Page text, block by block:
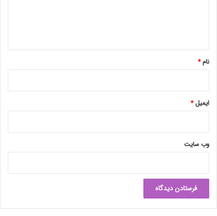
نام*
ایمیل*
وب‌ سایت